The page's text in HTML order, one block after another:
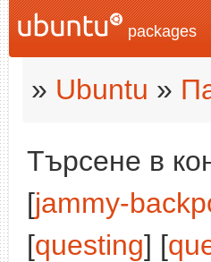
packages
» Ubuntu »
Търсене в
[jammy-
[questing] [